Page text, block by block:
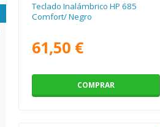
Teclado Inalámbrico HP 685
Comfort/ Negro
61,50 €
COMPRAR